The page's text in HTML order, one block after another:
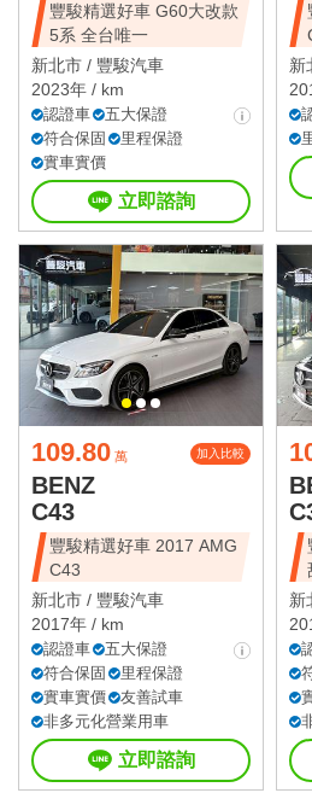
豐駿精選好車 G60大改款
5系 全台唯一
新北市 / 豐駿汽車
2023年 / km
認證車
五大保證
符合保固
里程保證
實車實價
立即諮詢
新
109.80 萬 加入比較
BENZ
C43
豐駿精選好車 2017 AMG
C43
新北市 / 豐駿汽車
2017年 / km
認證車
五大保證
符合保固
里程保證
實車實價
友善試車
非多元化營業用車
立即諮詢
新